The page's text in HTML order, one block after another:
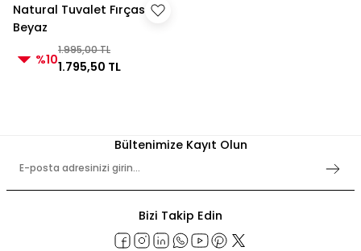
Natural Tuvalet Fırçası
Beyaz
%10
1.995,00 TL
1.795,50 TL
Bültenimize Kayıt Olun
Bizi Takip Edin